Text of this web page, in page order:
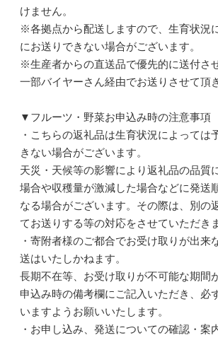
けません。
※各拠点から配送しますので、生育状況
にお送りできない場合がございます。
※生産者からの直送品で優先的に送付さ
一部バイヤーさん経由でお送りさせて頂
▼フルーツ・野菜お申込み時の注意事項
・こちらの返礼品は生育状況によっては
きない場合がございます。
天災・天候等の影響により返礼品の品質
場合や収穫量が激減した場合などに発送
なる場合がございます。その際は、別の
てお送りする等の対応をさせていただき
・寄附者様のご都合でお受け取りが出来
送はいたしかねます。
長期不在等、お受け取りが不可能な期間
申込み時の備考欄にご記入いただき、必
いますようお願いいたします。
・お申し込み、発送についての確認・案